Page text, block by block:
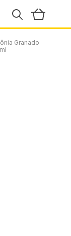
Granado